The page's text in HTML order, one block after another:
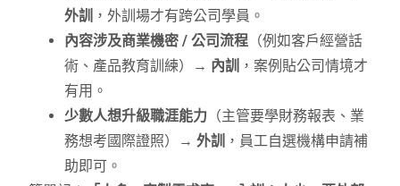
外訓
，外訓場才有跨公司學員。
內容涉及商業機密 / 公司流程 （例如客戶經營話
術、產品教育訓練）→ 內訓
，案例貼公司情境才
有用。
少數人想升級職涯能力 （主管要學財務報表、業
務想考國際證照）→外訓
，員工自選機構申請補
助即可。